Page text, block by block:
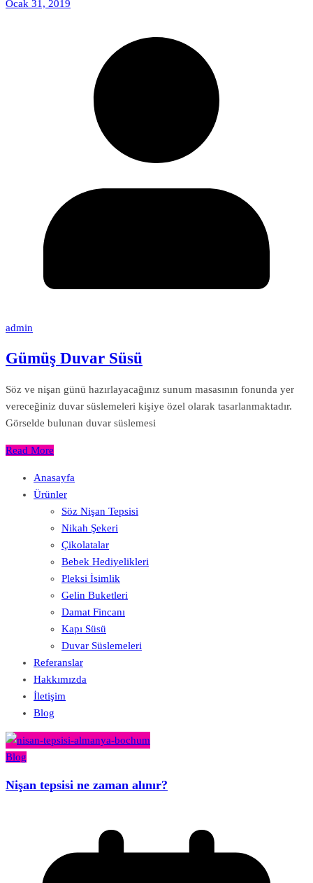
Ocak 31, 2019
admin
Gümüş Duvar Süsü
Söz ve nişan günü hazırlayacağınız sunum masasının fonunda yer
vereceğiniz duvar süslemeleri kişiye özel olarak tasarlanmaktadır.
Görselde bulunan duvar süslemesi
Read More
Anasayfa
Ürünler
Söz Nişan Tepsisi
Nikah Şekeri
Çikolatalar
Bebek Hediyelikleri
Pleksi İsimlik
Gelin Buketleri
Damat Fincanı
Kapı Süsü
Duvar Süslemeleri
Referanslar
Hakkımızda
İletişim
Blog
Blog
Nişan tepsisi ne zaman alınır?